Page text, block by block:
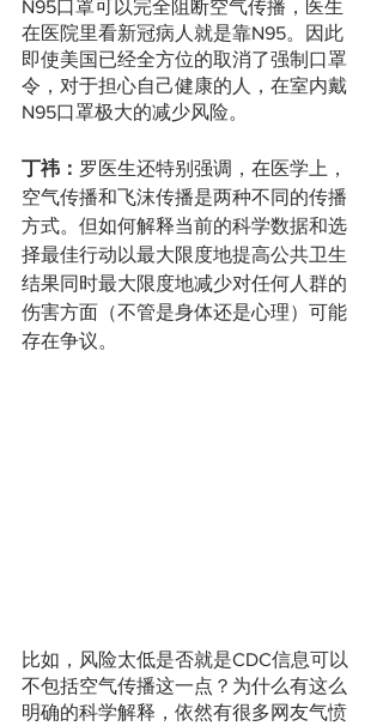
N95口罩可以完全阻断空气传播，医生
在医院里看新冠病人就是靠N95。因此
即使美国已经全方位的取消了强制口罩
令，对于担心自己健康的人，在室内戴
N95口罩极大的减少风险。
丁祎： 罗医生还特别强调，在医学上，
空气传播和飞沫传播是两种不同的传播
方式。但如何解释当前的科学数据和选
择最佳行动以最大限度地提高公共卫生
结果同时最大限度地减少对任何人群的
伤害方面（不管是身体还是心理）可能
存在争议。
比如，风险太低是否就是CDC信息可以
不包括空气传播这一点？为什么有这么
明确的科学解释，依然有很多网友气愤